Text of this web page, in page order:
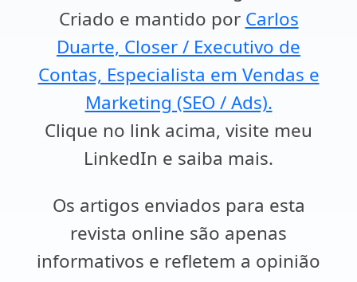
Criado e mantido por Carlos
Duarte, Closer / Executivo de
Contas, Especialista em Vendas e
Marketing (SEO / Ads).
Clique no link acima, visite meu
LinkedIn e saiba mais.
Os artigos enviados para esta
revista online são apenas
informativos e refletem a opinião